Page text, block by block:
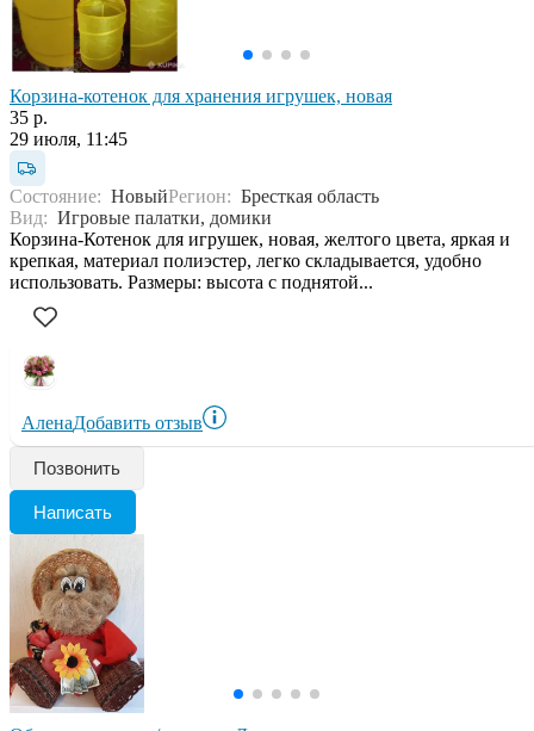
Корзина-котенок для хранения игрушек, новая
35 р.
29 июля, 11:45
Состояние: НовыйРегион: Бресткая область
Вид: Игровые палатки, домики
Корзина-Котенок для игрушек, новая, желтого цвета, яркая и
крепкая, материал полиэстер, легко складывается, удобно
использовать. Размеры: высота с поднятой...
АленаДобавить отзыв
Позвонить
Написать